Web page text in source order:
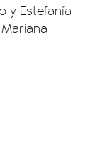
y Estefanía